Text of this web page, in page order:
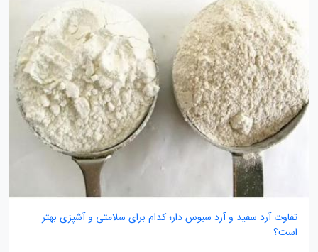
تفاوت آرد سفید و آرد سبوس دار؛ کدام برای سلامتی و آشپزی بهتر
است؟